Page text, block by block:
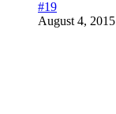
#19
August 4, 2015